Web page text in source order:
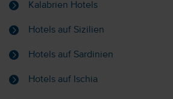
Kalabrien Hotels
Hotels auf Sizilien
Hotels auf Sardinien
Hotels auf Ischia